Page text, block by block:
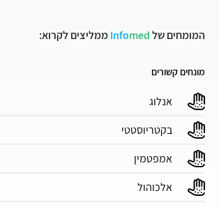
המומחים של Infomed ממליצים לקרוא:
מונחים קשורים
אנלוג
בקטריוסטטי
אמפטמין
אלכוהול